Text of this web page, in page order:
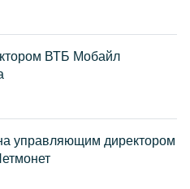
ВТБ Мобайл
управляющим директором